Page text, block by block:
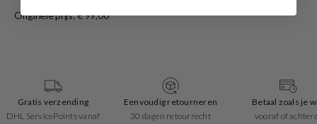
Originele prijs: € 99,00
Gratis verzending
DHL ServicePoints vanaf
Eenvoudig retourneren
30 dagen retourrecht
Betaal zoals je
vooraf of